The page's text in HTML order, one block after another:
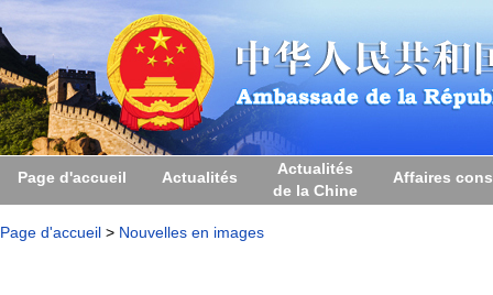
Page d'accueil Actualités
Actualités
de la Chine
Affaires
Page d'accueil > Nouvelles en images